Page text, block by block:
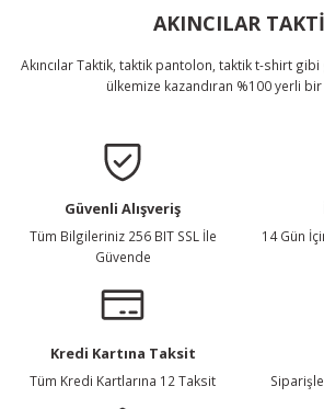
Bu ürüne benzer farklı alternatifler olmalı.
AKINCILAR
Akıncılar Taktik, taktik pantolon, taktik t-shirt
ülkemize kazandıran %100 yerli bir
Güvenli Alışveriş
Tüm Bilgileriniz 256 BIT SSL İle
Güvende
14 Gün
Kredi Kartına Taksit
Tüm Kredi Kartlarına 12 Taksit